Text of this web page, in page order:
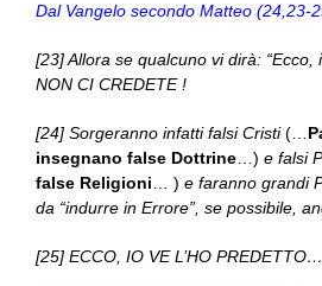
Dal Vangelo secondo Matteo (24,23-
[23] Allora se qualcuno vi dirà: “Ecco,
NON CI CREDETE !
[24] Sorgeranno infatti falsi Cristi(…
insegnano false Dottrine …) e falsi
false Religioni … ) e faranno grandi
da “indurre in Errore”, se possibile,
[25] ECCO, IO VE L’HO PREDETTO…